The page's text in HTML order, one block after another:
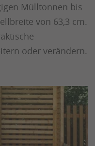
Mülltonnen bis
von 63,3 cm.
oder verändern.